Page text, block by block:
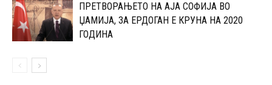
ПРЕТВОРАЊЕТО НА АЈА СОФИЈА ВО
ЏАМИЈА, ЗА ЕРДОГАН Е КРУНА НА 2020
ГОДИНА